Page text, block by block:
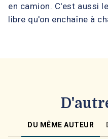
en camion. C'est aussi
libre qu'on enchaîne à
DU MÊME AUTEUR